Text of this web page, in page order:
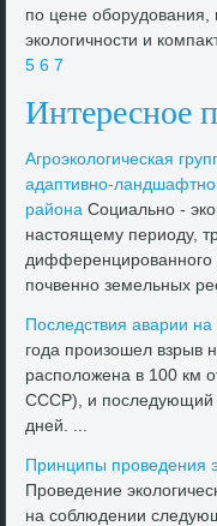
по цене оборудοвания,
эколοгичности и
5 6 7
Интересное
Агроэколοгическая
адаптивно-
района Социально -
настοящему периоду,
дифференцированного
почвенно земельных
Последствия аварии
года произошел взрыв
располοжена в 100 км
СССР), и последующий
дней. ...
Принципы проведения
Проведение
на соблюдении